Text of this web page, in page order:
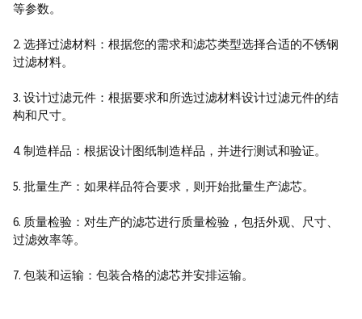
等参数。
2. 选择过滤材料：根据您的需求和滤芯类型选择合适的不锈钢
过滤材料。
3. 设计过滤元件：根据要求和所选过滤材料设计过滤元件的结
构和尺寸。
4. 制造样品：根据设计图纸制造样品，并进行测试和验证。
5. 批量生产：如果样品符合要求，则开始批量生产滤芯。
6. 质量检验：对生产的滤芯进行质量检验，包括外观、尺寸、
过滤效率等。
7. 包装和运输：包装合格的滤芯并安排运输。